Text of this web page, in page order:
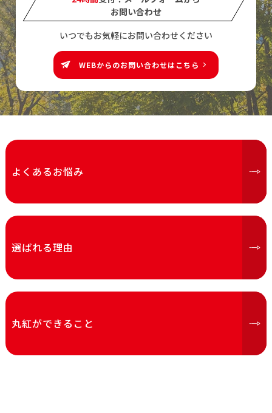
お問い合わせ
いつでもお気軽にお問い合わせください
WEBからのお問い合わせはこちら
よくあるお悩み
選ばれる理由
丸紅ができること